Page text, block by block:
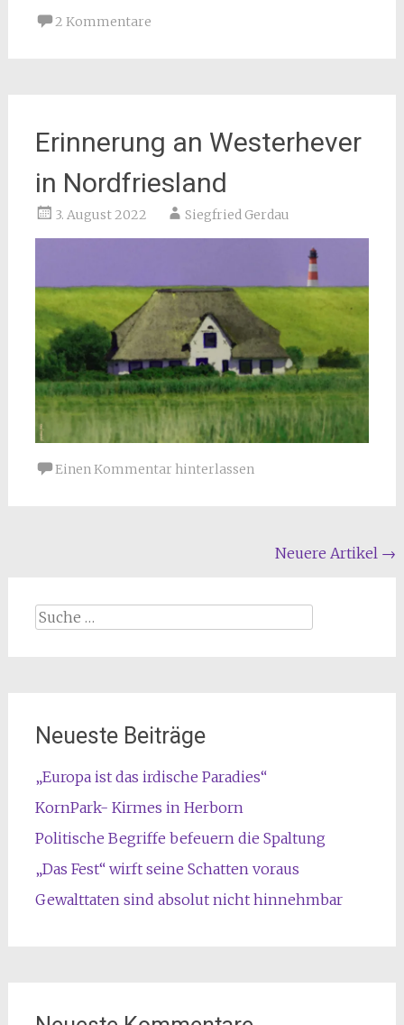
2 Kommentare
Erinnerung an Westerhever
in Nordfriesland
3. August 2022 Siegfried Gerdau
Einen Kommentar hinterlassen
Neuere Artikel →
Suche
Neueste Beiträge
„Europa ist das irdische Paradies“
KornPark- Kirmes in Herborn
Politische Begriffe befeuern die Spaltung
„Das Fest“ wirft seine Schatten voraus
Gewalttaten sind absolut nicht hinnehmbar